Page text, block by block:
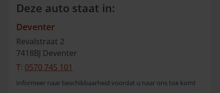
Deze auto staat in:
Deventer
Revalstraat 2
7418BJ Deventer
T: 0570 745 101
Informeer naar beschikbaarheid voordat u naar ons toe komt